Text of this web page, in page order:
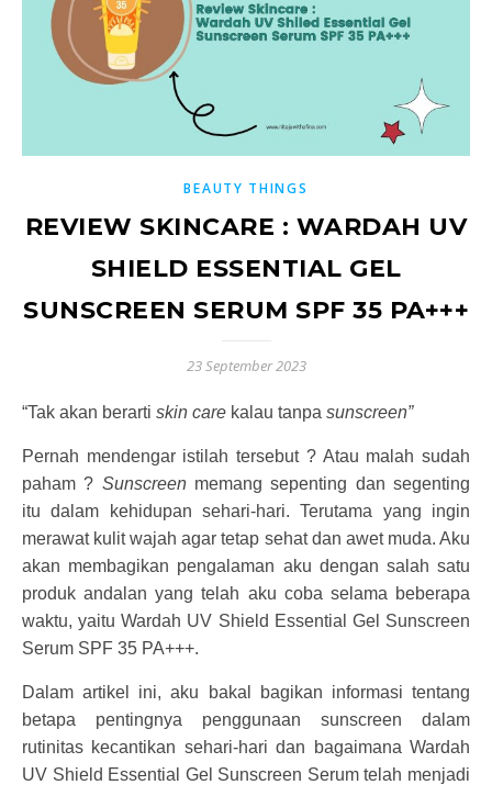
BEAUTY THINGS
REVIEW SKINCARE : WARDAH UV
SHIELD ESSENTIAL GEL
SUNSCREEN SERUM SPF 35 PA+++
23 September 2023
“Tak akan berarti skin care kalau tanpa sunscreen”
Pernah mendengar istilah tersebut ? Atau malah sudah
paham ? Sunscreenmemang sepenting dan segenting
itu dalam kehidupan sehari-hari. Terutama yang ingin
merawat kulit wajah agar tetap sehat dan awet muda. Aku
akan membagikan pengalaman aku dengan salah satu
produk andalan yang telah aku coba selama beberapa
waktu, yaitu Wardah UV Shield Essential Gel Sunscreen
Serum SPF 35 PA+++.
Dalam artikel ini, aku bakal bagikan informasi tentang
betapa pentingnya penggunaan sunscreen dalam
rutinitas kecantikan sehari-hari dan bagaimana Wardah
UV Shield Essential Gel Sunscreen Serum telah menjadi